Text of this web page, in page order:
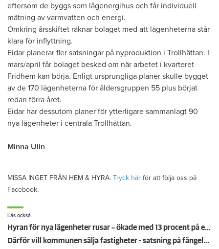
eftersom de byggs som lågenergihus och får individuell
mätning av varmvatten och energi.
Omkring årsskiftet räknar bolaget med att lägenheterna står
klara för inflyttning.
Eidar planerar fler satsningar på nyproduktion i Trollhättan. I
mars/april får bolaget besked om när arbetet i kvarteret
Fridhem kan börja. Enligt ursprungliga planer skulle bygget
av de 170 lägenheterna för åldersgruppen 55 plus börjat
redan förra året.
Eidar har dessutom planer för ytterligare sammanlagt 90
nya lägenheter i centrala Trollhättan.
Minna Ulin
MISSA INGET FRÅN HEM & HYRA. Tryck här för att följa oss på
Facebook.
Läs också
Hyran för nya lägenheter rusar – ökade med 13 procent på ett år
Därför vill kommunen sälja fastigheter - satsning på fängelse kan ge inflyttning